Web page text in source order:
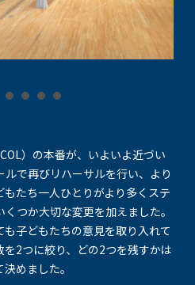
）の本番が、いよいよ近づい
で再びリハーサルを行い、より
たち一人ひとりがより多くステ
つか大切な変更を加えました。
子どもたちの意見を取り入れて
2つに絞り、どの2つを残すかは
めました。